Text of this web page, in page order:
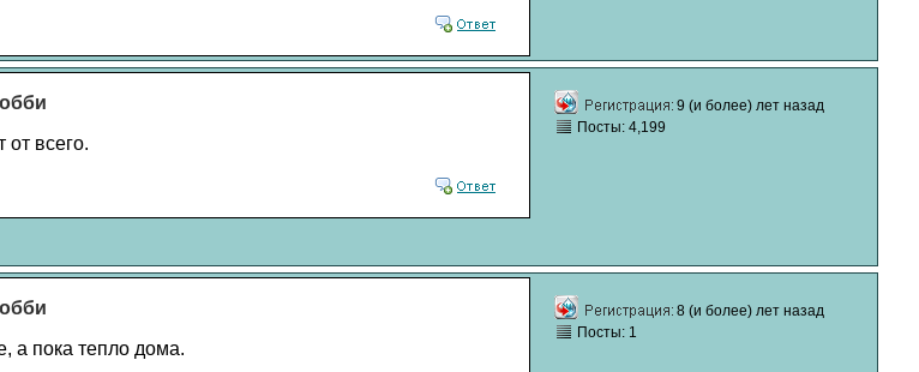
всего.
9 (и более) лет назад
Посты: 4,199
а пока тепло дома.
8 (и более) лет назад
Посты: 1